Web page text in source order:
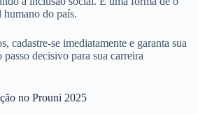
do país.
cadastre-se imediatamente e garanta sua
decisivo para sua carreira
no Prouni 2025